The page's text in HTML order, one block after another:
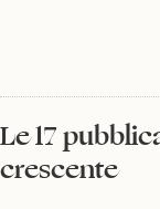
Le 17
crescente